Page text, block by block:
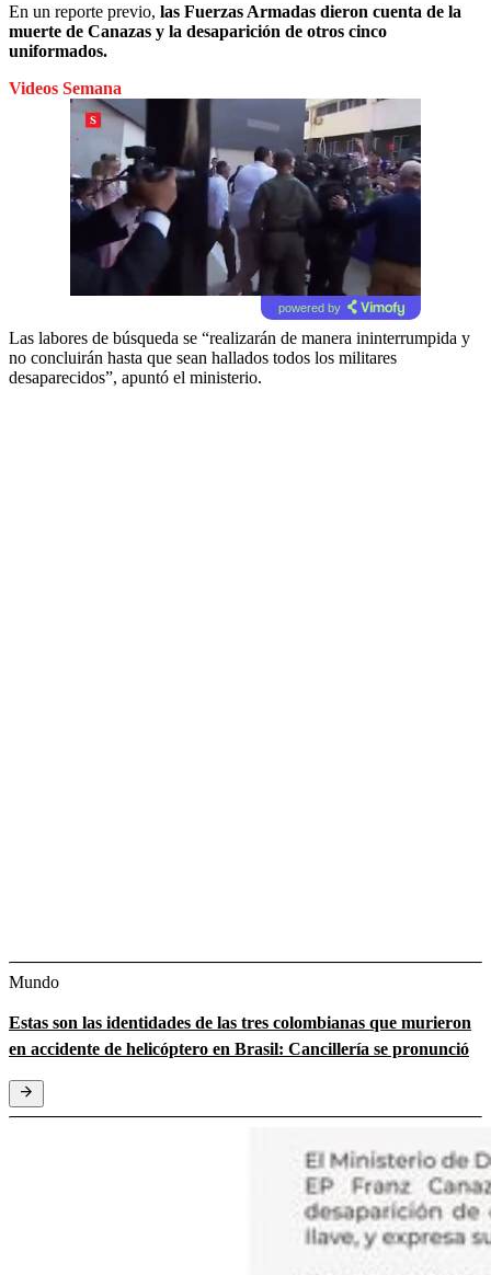
En un reporte previo, las Fuerzas Armadas dieron cuenta de la
muerte de Canazas y la desaparición de otros cinco
uniformados.
Videos Semana
powered by
Las labores de búsqueda se “realizarán de manera ininterrumpida y
no concluirán hasta que sean hallados todos los militares
desaparecidos”, apuntó el ministerio.
Mundo
Estas son las identidades de las tres colombianas que murieron
en accidente de helicóptero en Brasil: Cancillería se pronunció